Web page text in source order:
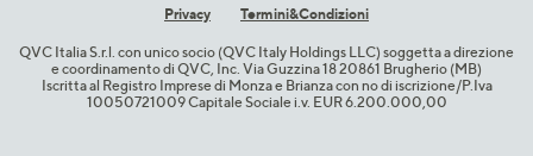
Privacy Termini&C​ondizioni
QVC Italia S.r.l. con unico socio (QVC Italy Holdings LLC) soggetta a direzione
e coordinamento di QVC, Inc. Via Guzzina 18 20861 Brugherio (MB)​
Iscritta al Registro Imprese di Monza e Brianza con no di iscrizione/P.Iva
10050721009 Capitale Sociale i.v. EUR 6.200.000,00​